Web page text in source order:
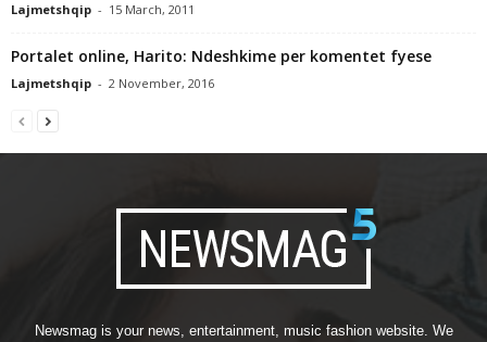
Lajmetshqip - 15 March, 2011
Portalet online, Harito: Ndeshkime per komentet fyese
Lajmetshqip - 2 November, 2016
Newsmag is your news, entertainment, music fashion website. We